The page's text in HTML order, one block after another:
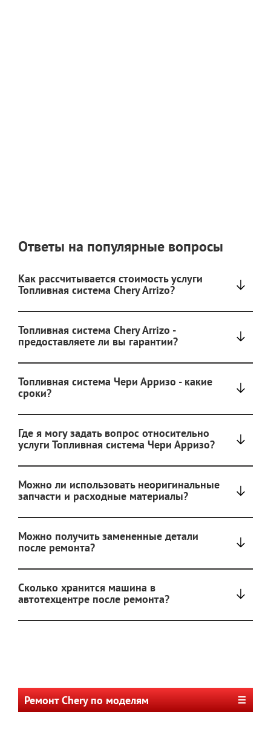
Ответы на популярные вопросы
Как рассчитывается стоимость услуги
Топливная система Chery Arrizo?
Топливная система Chery Arrizo -
предоставляете ли вы гарантии?
Топливная система Чери Арризо - какие
сроки?
Где я могу задать вопрос относительно
услуги Топливная система Чери Арризо?
Можно ли использовать неоригинальные
запчасти и расходные материалы?
Можно получить замененные детали
после ремонта?
Сколько хранится машина в
автотехцентре после ремонта?
Ремонт Chery по моделям